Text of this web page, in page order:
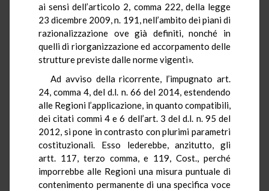
ai sensi dell’articolo 2, comma 222, della legge
23 dicembre 2009, n. 191, nell’ambito dei piani di
razionalizzazione ove già definiti, nonché in
quelli di riorganizzazione ed accorpamento delle
strutture previste dalle norme vigenti».
Ad avviso della ricorrente, l’impugnato art.
24, comma 4, del d.l. n. 66 del 2014, estendendo
alle Regioni l’applicazione, in quanto compatibili,
dei citati commi 4 e 6 dell’art. 3 del d.l. n. 95 del
2012, si pone in contrasto con plurimi parametri
costituzionali. Esso lederebbe, anzitutto, gli
artt. 117, terzo comma, e 119, Cost., perché
imporrebbe alle Regioni una misura puntuale di
contenimento permanente di una specifica voce